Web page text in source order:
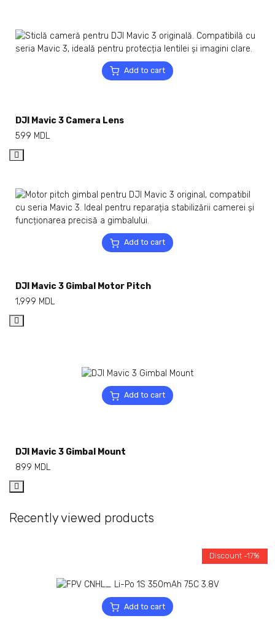
Add to cart
DJI Mavic 3 Camera Lens
599 MDL
Add to cart
DJI Mavic 3 Gimbal Motor Pitch
1,999 MDL
Add to cart
DJI Mavic 3 Gimbal Mount
899 MDL
Recently viewed products
Add to cart
Discount -17%